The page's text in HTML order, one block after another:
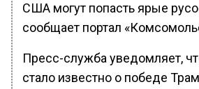
США могут попасть ярые
сообщает портал
Пресс-служба уведомляет,
стало известно о победе